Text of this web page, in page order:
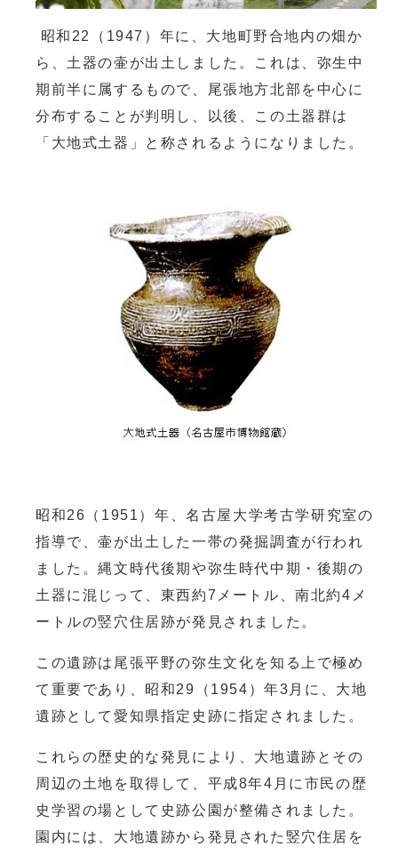
昭和22（1947）年に、大地町野合地内の畑か
ら、土器の壷が出土しました。これは、弥生中
期前半に属するもので、尾張地方北部を中心に
分布することが判明し、以後、この土器群は
「大地式土器」と称されるようになりました。
昭和26（1951）年、名古屋大学考古学研究室の
指導で、壷が出土した一帯の発掘調査が行われ
ました。縄文時代後期や弥生時代中期・後期の
土器に混じって、東西約7メートル、南北約4メ
ートルの竪穴住居跡が発見されました。
この遺跡は尾張平野の弥生文化を知る上で極め
て重要であり、昭和29（1954）年3月に、大地
遺跡として愛知県指定史跡に指定されました。
これらの歴史的な発見により、大地遺跡とその
周辺の土地を取得して、平成8年4月に市民の歴
史学習の場として史跡公園が整備されました。
園内には、大地遺跡から発見された竪穴住居を